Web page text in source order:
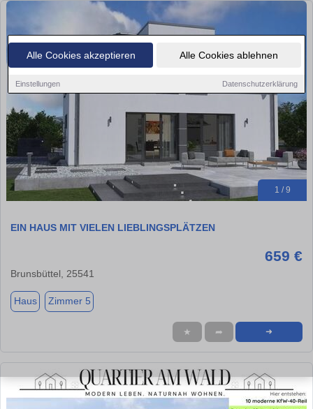
Alle Cookies akzeptieren Alle Cookies ablehnen
Einstellungen Datenschutzerklärung
1 / 9
EIN HAUS MIT VIELEN LIEBLINGSPLÄTZEN
659 €
Brunsbüttel, 25541
Haus Zimmer 5
★ ➦ ➜